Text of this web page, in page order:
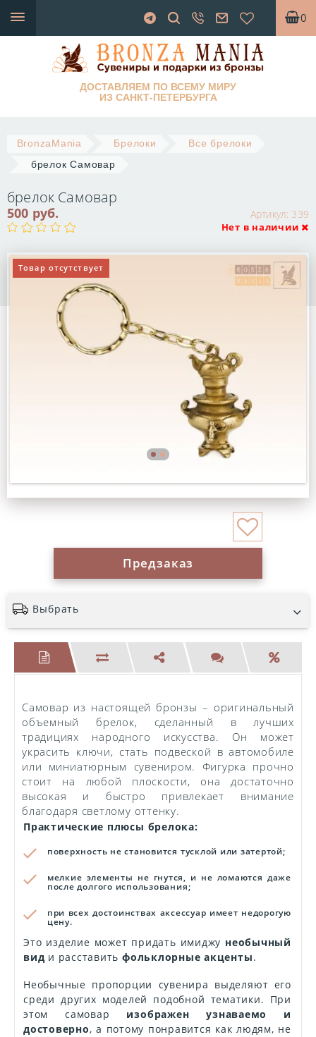
0
ДОСТАВЛЯЕМ ПО ВСЕМУ МИРУ
ИЗ САНКТ-ПЕТЕРБУРГА
BronzaMania Брелоки
Все брелоки
брелок Самовар
брелок Самовар
Артикул: 339
500 руб.
Нет в наличии
Товар отсутствует
Предзаказ
Выбрать
Самовар из настоящей бронзы – оригинальный
объемный брелок, сделанный в лучших
традициях народного искусства. Он может
украсить ключи, стать подвеской в автомобиле
или миниатюрным сувениром. Фигурка прочно
стоит на любой плоскости, она достаточно
высокая и быстро привлекает внимание
благодаря светлому оттенку.
Практические плюсы брелока:
поверхность не становится тусклой или затертой;
мелкие элементы не гнутся, и не ломаются даже
после долгого использования;
при всех достоинствах аксессуар имеет недорогую
цену.
Это изделие может придать имиджу необычный
вид и расставить фольклорные акценты.
Необычные пропорции сувенира выделяют его
среди других моделей подобной тематики. При
этом самовар изображен узнаваемо и
достоверно, а потому понравится как людям, не